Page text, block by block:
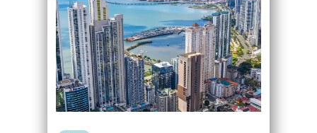
2026 – Reglas
de sustancia
económica en
Panamá